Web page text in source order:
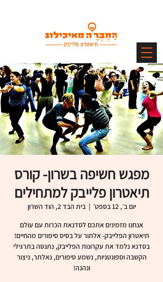
מפגש חשיפה בשרון- קורס
תיאטרון פלייבק למתחילים
יום ב׳, 12 בספט׳
  |
בית הבד 2, הוד השרון
אנחנו מזמינים אתכם לסדנאת הכרות עם עולם
בסדנא נלמד את עקרונות הפלייבק, נתנסה בתרגילי
הקשבה וספונטניות, נשמע סיפורים, נאלתר, ניצור
ונהנה!